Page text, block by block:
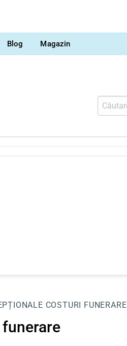
Blog Magazin
COSTURI FUNERARE